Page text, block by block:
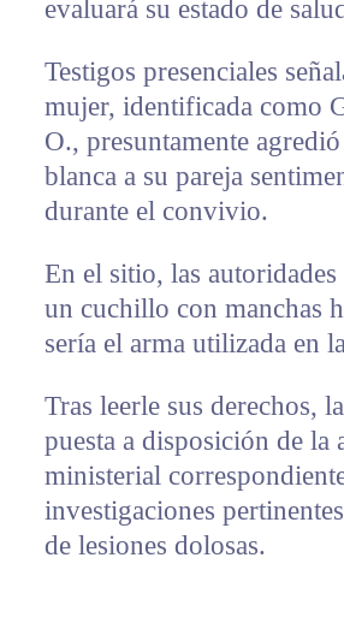
evaluará su estado de
Testigos presenciales
mujer, identificada como
O., presuntamente
blanca a su pareja
durante el convivio.
En el sitio, las autoridades
un cuchillo con manchas
sería el arma utilizada en
Tras leerle sus derechos,
puesta a disposición de la
ministerial
investigaciones
de lesiones dolosas.